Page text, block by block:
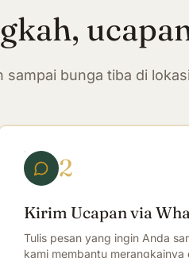
sampai bunga tiba di
2
Kirim Ucapan via
Tulis pesan yang ingin Anda
kami membantu merangkainya